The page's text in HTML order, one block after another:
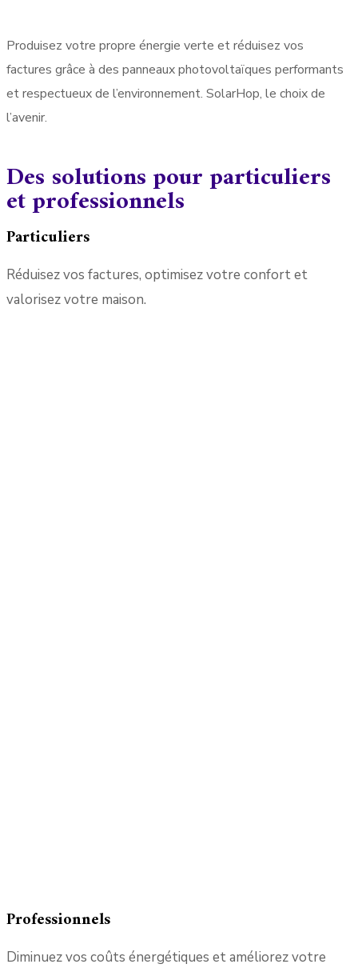
Produisez votre propre énergie verte et réduisez vos
factures grâce à des panneaux photovoltaïques performants
et respectueux de l’environnement. SolarHop, le choix de
l’avenir.
Des solutions pour particuliers
et professionnels
Particuliers
Réduisez vos factures, optimisez votre confort et
valorisez votre maison.
Professionnels
Diminuez vos coûts énergétiques et améliorez votre